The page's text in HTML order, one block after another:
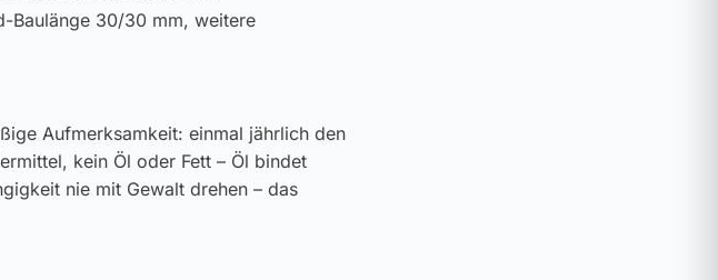
Baulänge 30/30 mm, weitere
Aufmerksamkeit: einmal jährlich den
kein Öl oder Fett – Öl bindet
nie mit Gewalt drehen – das